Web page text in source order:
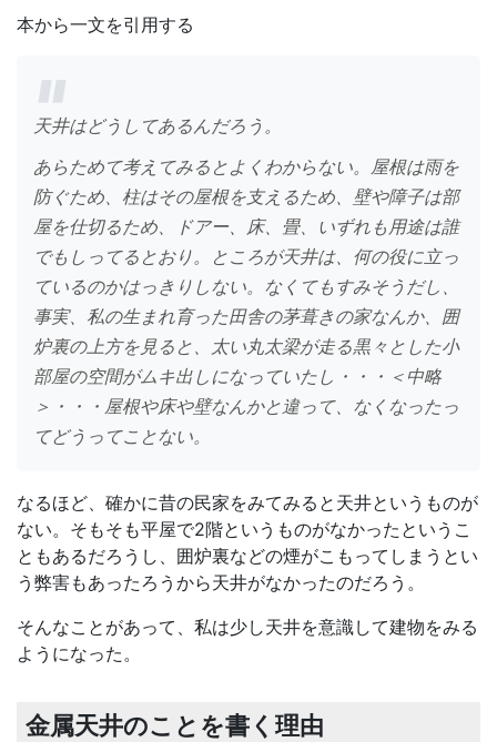
本から一文を引用する
天井はどうしてあるんだろう。
あらためて考えてみるとよくわからない。屋根は雨を
防ぐため、柱はその屋根を支えるため、壁や障子は部
屋を仕切るため、ドアー、床、畳、いずれも用途は誰
でもしってるとおり。ところが天井は、何の役に立っ
ているのかはっきりしない。なくてもすみそうだし、
事実、私の生まれ育った田舎の茅葺きの家なんか、囲
炉裏の上方を見ると、太い丸太梁が走る黒々とした小
部屋の空間がムキ出しになっていたし・・・＜中略
＞・・・屋根や床や壁なんかと違って、なくなったっ
てどうってことない。
なるほど、確かに昔の民家をみてみると天井というものが
ない。そもそも平屋で2階というものがなかったというこ
ともあるだろうし、囲炉裏などの煙がこもってしまうとい
う弊害もあったろうから天井がなかったのだろう。
そんなことがあって、私は少し天井を意識して建物をみる
ようになった。
金属天井のことを書く理由